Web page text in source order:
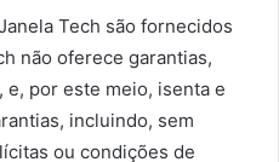
Tech são fornecidos
não oferece garantias,
por este meio, isenta e
incluindo, sem
ou condições de